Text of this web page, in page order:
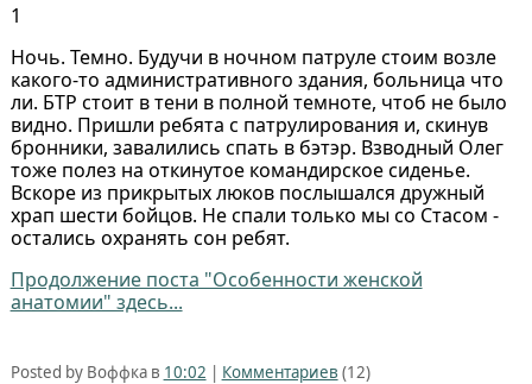
1
Ночь. Темно. Будучи в ночном патруле стоим возле
какого-то административного здания, больница что
ли. БТР стоит в тени в полной темноте, чтоб не было
видно. Пришли ребята с патрулирования и, скинув
бронники, завалились спать в бэтэр. Взводный Олег
тоже полез на откинутое командирское сиденье.
Вскоре из прикрытых люков послышался дружный
храп шести бойцов. Не спали только мы со Стасом -
остались охранять сон ребят.
Продолжение поста "Особенности женской
анатомии" здесь...
Posted by Воффка в 10:02 | Комментариев (12)